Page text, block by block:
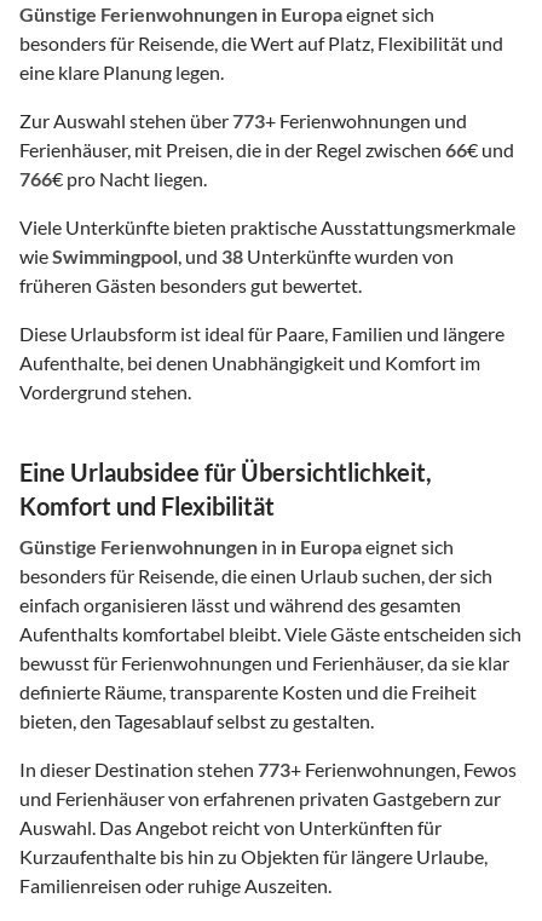
Günstige Ferienwohnungen in Europaeignet sich
besonders für Reisende, die Wert auf Platz, Flexibilität und
eine klare Planung legen.
Zur Auswahl stehen über773+ Ferienwohnungen und
Ferienhäuser, mit Preisen, die in der Regel zwischen 66€ und
766€ pro Nacht liegen.
Viele Unterkünfte bieten praktische Ausstattungsmerkmale
wieSwimmingpool, und 38 Unterkünfte wurden von
früheren Gästen besonders gut bewertet.
Diese Urlaubsform ist ideal für Paare, Familien und längere
Aufenthalte, bei denen Unabhängigkeit und Komfort im
Vordergrund stehen.
Eine Urlaubsidee für Übersichtlichkeit,
Komfort und Flexibilität
Günstige Ferienwohnungen in in Europaeignet sich
besonders für Reisende, die einen Urlaub suchen, der sich
einfach organisieren lässt und während des gesamten
Aufenthalts komfortabel bleibt. Viele Gäste entscheiden sich
bewusst für Ferienwohnungen und Ferienhäuser, da sie klar
definierte Räume, transparente Kosten und die Freiheit
bieten, den Tagesablauf selbst zu gestalten.
In dieser Destination stehen 773+ Ferienwohnungen, Fewos
und Ferienhäuser von erfahrenen privaten Gastgebern zur
Auswahl. Das Angebot reicht von Unterkünften für
Kurzaufenthalte bis hin zu Objekten für längere Urlaube,
Familienreisen oder ruhige Auszeiten.